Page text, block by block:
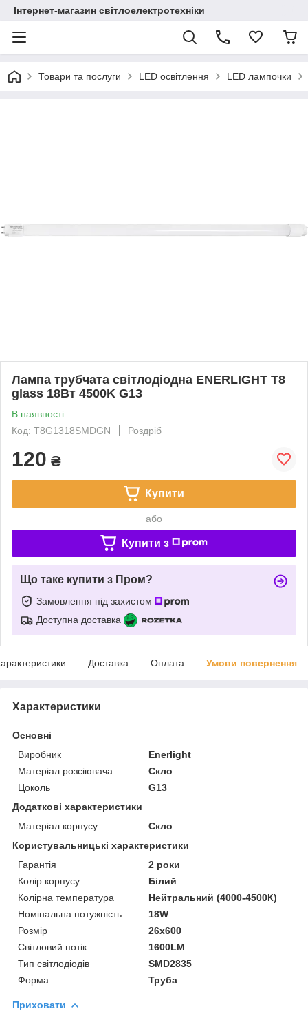
Інтернет-магазин світлоелектротехніки
Товари та послуги LED освітлення LED лампочки
Лампа трубчата світлодіодна ENERLIGHT T8
glass 18Вт 4500K G13
В наявності
Код: T8G1318SMDGN
Роздріб
120 ₴
Купити
або
Купити з
Що таке купити з Пром?
Замовлення під захистом
Доступна доставка
Доставка Оплата Умови повернення
Характеристики
Основні
Виробник
Enerlight
Матеріал розсіювача
Скло
Цоколь
G13
Додаткові характеристики
Матеріал корпусу
Скло
Користувальницькі характеристики
Гарантія
2 роки
Колір корпусу
Білий
Колірна температура
Нейтральний (4000-4500К)
Номінальна потужність
18W
Розмір
26х600
Світловий потік
1600LM
Тип світлодіодів
SMD2835
Форма
Труба
Приховати